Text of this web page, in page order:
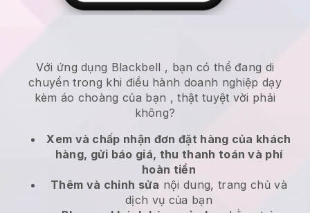
Với ứng dụng Blackbell , bạn có thể đang di
chuyển trong khi điều hành doanh nghiệp dạy
kèm áo choàng của bạn , thật tuyệt vời phải
không?
Xem và chấp nhận đơn đặt hàng của khách
hàng, gửi báo giá, thu thanh toán và phí
hoàn tiền
Thêm và chỉnh sửa nội dung, trang chủ và
dịch vụ của bạn